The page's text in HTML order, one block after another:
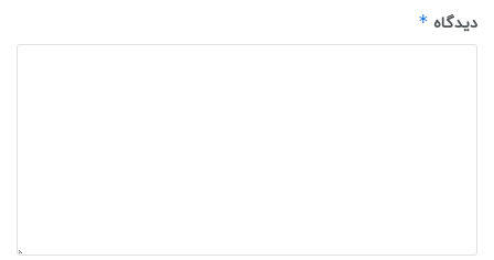
دیدگاه *